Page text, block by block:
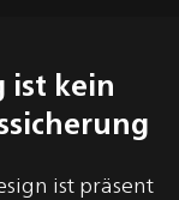
ist kein
ist präsent